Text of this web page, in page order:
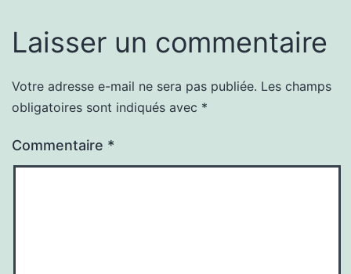
Laisser un commentaire
Votre adresse e-mail ne sera pas publiée. Les champs
obligatoires sont indiqués avec *
Commentaire *